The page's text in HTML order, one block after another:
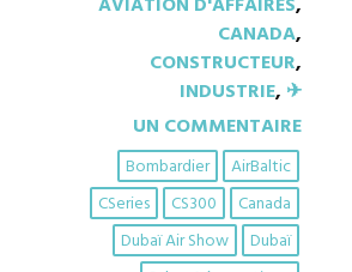
CANADA,
CONSTRUCTEUR,
INDUSTRIE, ✈︎
UN COMMENTAIRE
AirBaltic
Bombardier
Canada
CS300
CSeries
Dubaï
Dubaï Air Show